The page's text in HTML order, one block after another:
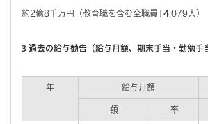
約2億8千万円（教育職を含む全職員14,079人）
3 過去の給与勧告（給与月額、期末手当・勤勉手
年 給与月額
額 率